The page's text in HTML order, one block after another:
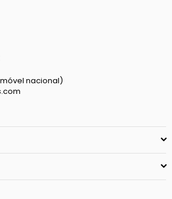
nacional)